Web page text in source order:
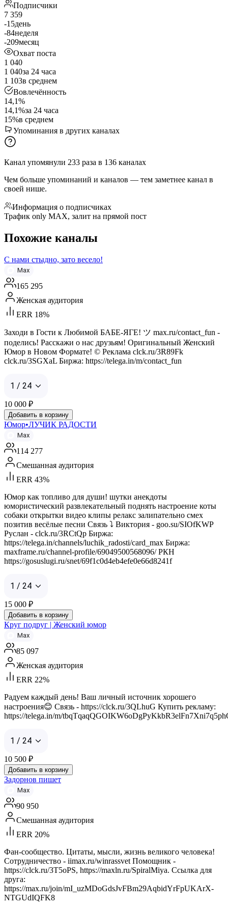
Подписчики
7 359
-15день
-84неделя
-209месяц
Охват поста
1 040
1 040за 24 часа
1 103в среднем
Вовлечённость
14,1%
14,1%за 24 часа
15%в среднем
Упоминания в других каналах
Канал упомянули 233 раза в 136 каналах
Чем больше упоминаний и каналов — тем заметнее канал в
своей нише.
Информация о подписчиках
Трафик only MAX, залит на прямой пост
Похожие каналы
С нами стыдно, зато весело!
Max
165 295
Женская аудитория
ERR 18%
Заходи в Гости к Любимой БАБЕ-ЯГЕ! ツ max.ru/contact_fun -
поделись! Расскажи о нас друзьям! Оригинальный Женский
Юмор в Новом Формате! © Реклама clck.ru/3R89Fk
clck.ru/3SGXaL Биржа: https://telega.in/m/contact_fun
1 / 24
10 000 ₽
Добавить в корзину
Юмор•ЛУЧИК РАДОСТИ
Max
114 277
Смешанная аудитория
ERR 43%
Юмор как топливо для души! шутки анекдоты
юмористический развлекательный поднять настроение коты
собаки открытки видео клипы релакс залипательно смех
позитив весёлые песни Связь ⤵️ Виктория - goo.su/SIOfKWP
Руслан - clck.ru/3RCtQp Биржа:
https://telega.in/channels/luchik_radosti/card_max Биржа:
maxframe.ru/channel-profile/69049500568096/ РКН
https://gosuslugi.ru/snet/69f1c0d4eb4efe0e66d8241f
1 / 24
15 000 ₽
Добавить в корзину
Круг подруг | Женский юмор
Max
85 097
Женская аудитория
ERR 22%
Радуем каждый день! Ваш личный источник хорошего
настроения😊 Связь - https://clck.ru/3QLhuG Купить рекламу:
https://telega.in/m/
1 / 24
10 500 ₽
Добавить в корзину
Задорнов пишет
Max
90 950
Смешанная аудитория
ERR 20%
Фан-сообщество. Цитаты, мысли, жизнь великого человека!
Сотрудничество - iimax.ru/winrassvet Помощник -
https://clck.ru/3T5oPS, https://maxln.ru/SpiralMiya. Ссылка для
друга:
https://max.ru/join/mI_uzMDoGdsJvFBm29AqbidYrFpUKArX-
NTGUdIQFK8